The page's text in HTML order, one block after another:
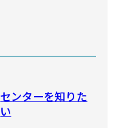
センターを知りた
い